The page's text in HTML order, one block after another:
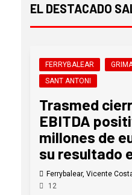
EL DESTACADO
FERRYBALEAR
SANT ANTONI
Trasmed
EBITDA
millones de
su resultado
Ferrybalear, Vicente
12